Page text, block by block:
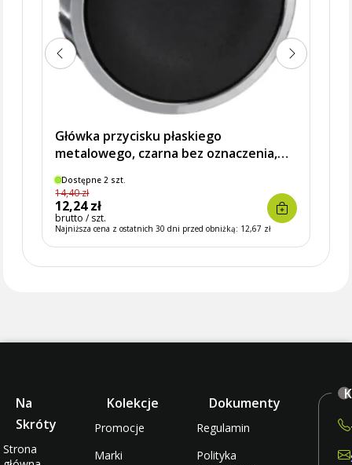
Główka przycisku płaskiego
metalowego, czarna bez oznaczenia,
Dostępne 2 szt.
14,40 zł
12,24 zł
brutto / szt.
Najniższa cena z ostatnich 30 dni przed obniżką: 12,67 zł
Na
Skróty
Strona
Kolekcje
Promocje
Marki
Dokumenty
Regulamin
Polityka